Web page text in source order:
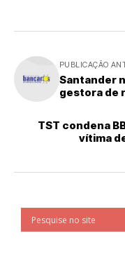
PUBLICAÇÃO
Santander
gestora de
TST condena
vítima